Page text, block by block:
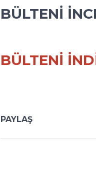
BÜLTENİ
BÜLTENİ
PAYLAŞ